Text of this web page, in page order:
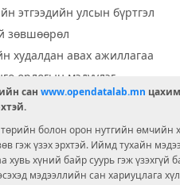
этгээдийн улсын бүртгэл
зөвшөөрөл
худалдан авах ажиллагаа
орлогын мэдүүлэг
хөгжлийн сан
сонгууль
малтмал тусгай зөвшөөрөл
сан www.opendatalab.mn
болон орон нутгийн өмчийн
гэж үзэх эрхтэй. Иймд тухайн
хувь хүний байр суурь гэж үзэхгүй
мэдээллийн сан хариуцлага